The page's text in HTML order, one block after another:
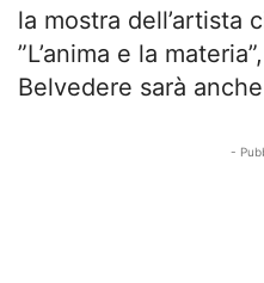
la mostra dell’artista
”L’anima e la
Belvedere sarà
-